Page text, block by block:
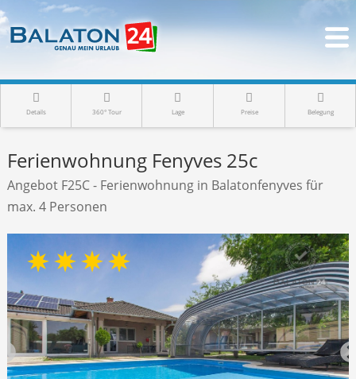
Details 360° Tour Lage Preise Belegung
Ferienwohnung Fenyves 25c
Angebot F25C - Ferienwohnung in Balatonfenyves für
max. 4 Personen